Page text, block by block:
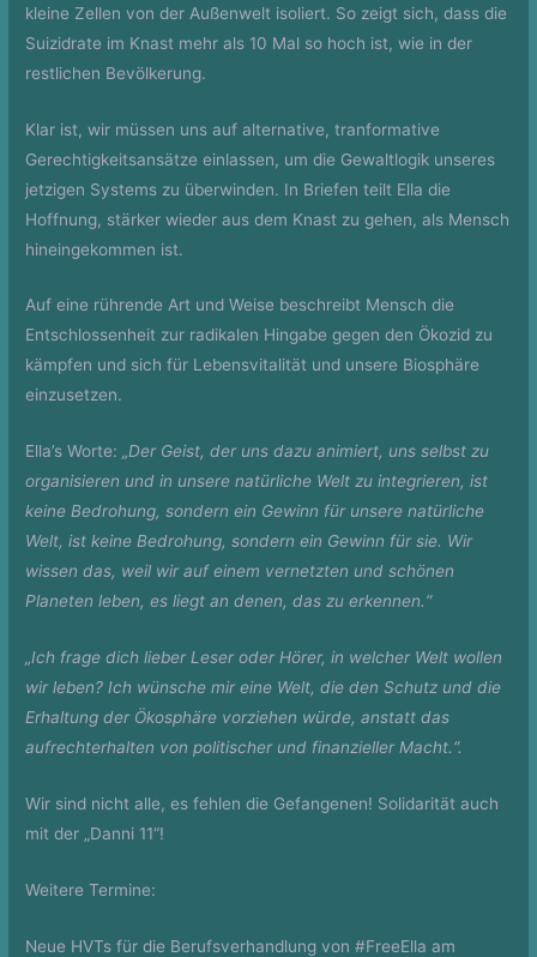
kleine Zellen von der Außenwelt isoliert. So zeigt sich, dass die
Suizidrate im Knast mehr als 10 Mal so hoch ist, wie in der
restlichen Bevölkerung.
Klar ist, wir müssen uns auf alternative, tranformative
Gerechtigkeitsansätze einlassen, um die Gewaltlogik unseres
jetzigen Systems zu überwinden. In Briefen teilt Ella die
Hoffnung, stärker wieder aus dem Knast zu gehen, als Mensch
hineingekommen ist.
Auf eine rührende Art und Weise beschreibt Mensch die
Entschlossenheit zur radikalen Hingabe gegen den Ökozid zu
kämpfen und sich für Lebensvitalität und unsere Biosphäre
einzusetzen.
Ella’s Worte:„Der Geist, der uns dazu animiert, uns selbst zu
organisieren und in unsere natürliche Welt zu integrieren, ist
keine Bedrohung, sondern ein Gewinn für unsere natürliche
Welt, ist keine Bedrohung, sondern ein Gewinn für sie. Wir
wissen das, weil wir auf einem vernetzten und schönen
Planeten leben, es liegt an denen, das zu erkennen.“
„Ich frage dich lieber Leser oder Hörer, in welcher Welt wollen
wir leben? Ich wünsche mir eine Welt, die den Schutz und die
Erhaltung der Ökosphäre vorziehen würde, anstatt das
aufrechterhalten von politischer und finanzieller Macht.“.
Wir sind nicht alle, es fehlen die Gefangenen! Solidarität auch
mit der „Danni 11“!
Weitere Termine:
Neue HVTs für die Berufsverhandlung von #FreeElla am